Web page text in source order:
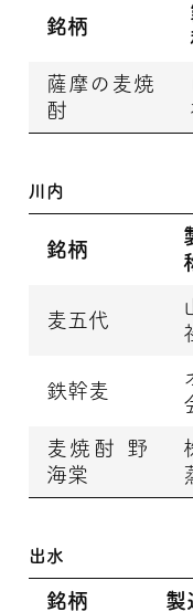
銘柄
薩摩の麦焼
酎
川内
銘柄
麦五代
鉄幹麦
麦焼酎 野
海棠
出水
銘柄 製